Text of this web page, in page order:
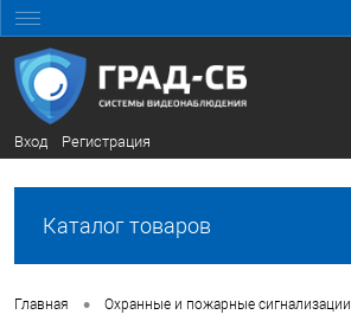
Вход Регистрация
Каталог товаров
Главная • Охранные и пожарные сигнализации